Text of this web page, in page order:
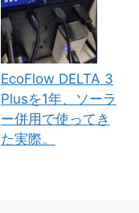
EcoFlow DELTA 3
Plusを1年、ソーラ
ー併用で使ってき
た実際。